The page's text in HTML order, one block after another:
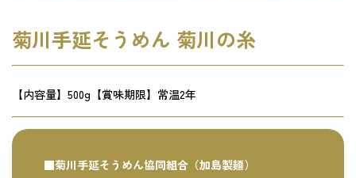
菊川手延そうめん 菊川の糸
【内容量】500g【賞味期限】常温2年
■菊川手延そうめん協同組合（加島製麺）